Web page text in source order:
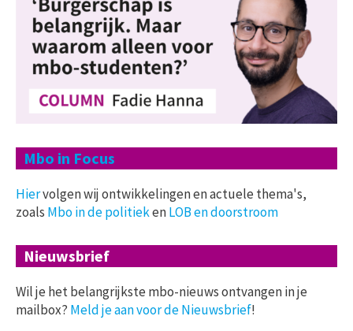
Mbo in Focus
Hiervolgen wij ontwikkelingen en actuele thema's,
zoals Mbo in de politiekenLOB en doorstroom
Nieuwsbrief
Wil je het belangrijkste mbo-nieuws ontvangen in je
mailbox? Meld je aan voor de Nieuwsbrief!